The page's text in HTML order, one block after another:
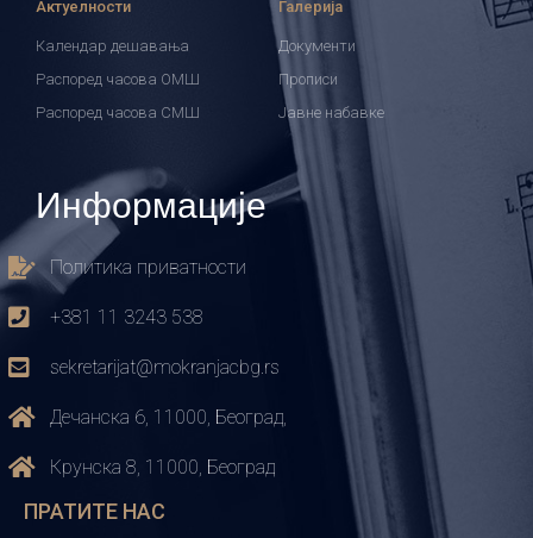
Актуелности
Календар дешавања
Распоред часова ОМШ
Распоред часова СМШ
Галерија
Документи
Прописи
Јавне набавке
Информације
Политика приватности
+381 11 3243 538
sekretarijat@mokranjacbg.rs
Дечанска 6, 11000, Београд,
Крунска 8, 11000, Београд
ПРАТИТЕ НАС